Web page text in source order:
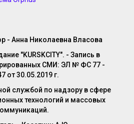
- Анна Николаевна Власова
"KURSKCITY". - Запись в
СМИ: ЭЛ № ФС 77 -
от 30.05.2019 г.
службой по надзору в сфере
технологий и массовых